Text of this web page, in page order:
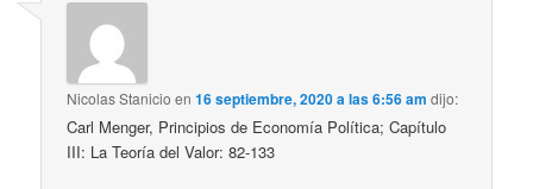
Nicolas Stanicio en16 septiembre, 2020 a las 6:56 am dijo:
Carl Menger, Principios de Economía Política; Capítulo
III: La Teoría del Valor: 82-133